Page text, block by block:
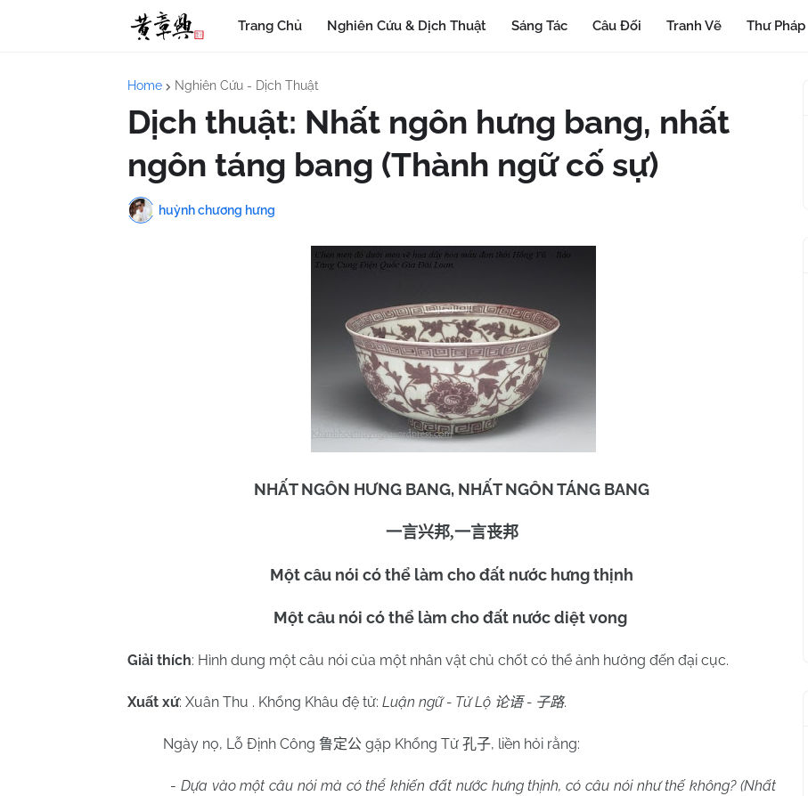
Trang Chủ Nghiên Cứu & Dịch Thuật Sáng Tác Câu Đối Tranh Vẽ Thư Pháp
Home Nghiên Cứu - Dịch Thuật
Dịch thuật: Nhất ngôn hưng bang, nhất
ngôn táng bang (Thành ngữ cố sự)
huỳnh chương hưng
NHẤT NGÔN HƯNG BANG, NHẤT NGÔN TÁNG BANG
一言兴邦,一言丧邦
Một câu nói có thể làm cho đất nước hưng thịnh
Một câu nói có thể làm cho đất nước diệt vong
Giải thích: Hình dung một câu nói của một nhân vật chủ chốt có thể ảnh hưởng đến đại cục.
Xuất xứ: Xuân Thu . Khổng Khâu đệ tử: Luận ngữ - Tử Lộ 论语- 子路.
Ngày nọ, Lỗ Định Công 鲁定公 gặp Khổng Tử 孔子, liền hỏi rằng:
- Dựa vào một câu nói mà có thể khiến đất nước hưng thịnh, có câu nói như thế không? (Nhất